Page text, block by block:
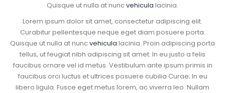
Quisque ut nulla at nuncvehicula lacinia.
Lorem ipsum dolor sit amet, consectetur adipiscing elit.
Curabitur pellentesque neque eget diam posuere porta.
Quisque ut nulla at nuncvehicula lacinia. Proin adipiscing porta
tellus, ut feugiat nibh adipiscing sit amet. In eu justo a felis
faucibus ornare vel id metus. Vestibulum ante ipsum primis in
faucibus orci luctus et ultrices posuere cubilia Curae; In eu
libero ligula. Fusce eget metus lorem, ac viverra leo. Nullam